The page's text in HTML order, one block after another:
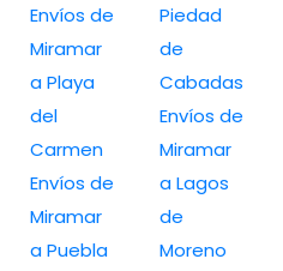
Envíos de
Miramar
a Playa
del
Carmen
Envíos de
Miramar
a Puebla
Piedad
de
Cabadas
Envíos de
Miramar
a Lagos
de
Moreno